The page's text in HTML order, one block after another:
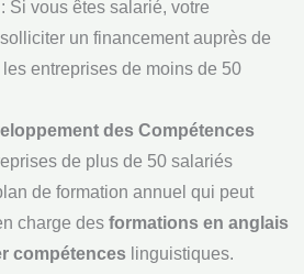
Si vous êtes salarié, votre
un financement auprès de
entreprises de moins de 50
des Compétences
de plus de 50 salariés
de formation annuel qui peut
charge des formations en anglais
compétenceslinguistiques.